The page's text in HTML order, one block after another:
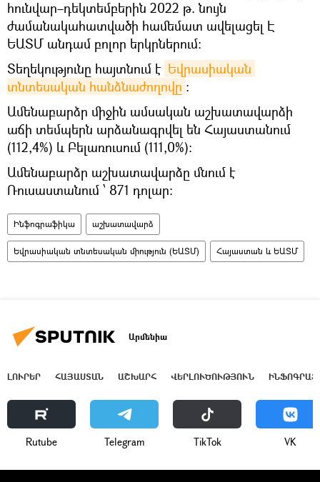
հունվար–դեկտեմբերին 2022 թ. նույն
ժամանակահատվածի համեմատ ավելացել Է
ԵԱՏՄ անդամ բոլոր երկրներում։
Տեղեկությունը հայտնում է Եվրասիական
տնտեսական հանձնաժողովը ։
Ամենաբարձր միջին ամսական աշխատավարձի
աճի տեմպերն արձանագրվել են Հայաստանում
(112,4%) և Բելառուսում (111,0%):
Ամենաբարձր աշխատավարձը մնում է
Ռուսաստանում ՝ 871 դոլար։
Ինֆոգրաֆիկա աշխատավարձ
Եվրասիական տնտեսական միություն (ԵԱՏՄ) Հայաստան և ԵԱՏՄ
Արմենիա
ԼՈՒՐԵՐ ՀԱՅԱՍՏԱՆ ԱՇԽԱՐՀ ՎԵՐԼՈՒԾՈՒԹՅՈՒՆ
Rutube Telegram ТikТоk VK